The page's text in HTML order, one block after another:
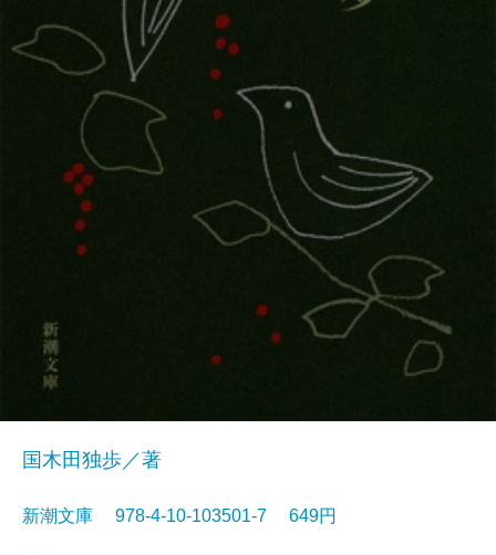
国木田独歩／著
新潮文庫 978-4-10-103501-7 649円